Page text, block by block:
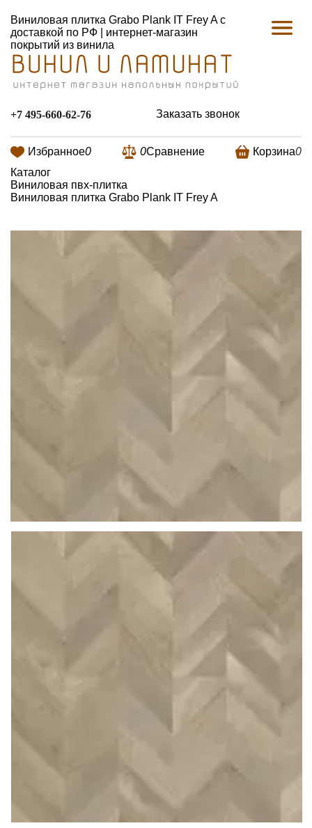
Виниловая плитка Grabo Plank IT Frey A с
доставкой по РФ | интернет-магазин
покрытий из винила
+7 495-660-62-76 Заказать звонок
Избранное0 0Сравнение Корзина0
Каталог
Виниловая пвх-плитка
Виниловая плитка Grabo Plank IT Frey A